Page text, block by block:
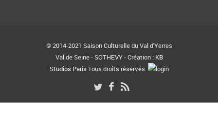
© 2014-2021 Saison Culturelle du Val d'Yerres
Val de Seine - SOTHEVY - Création : KB
Studios Paris Tous droits réservés.